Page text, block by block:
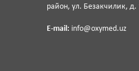
район, ул. Безакчилик, д.
E-mail: info@oxymed.uz